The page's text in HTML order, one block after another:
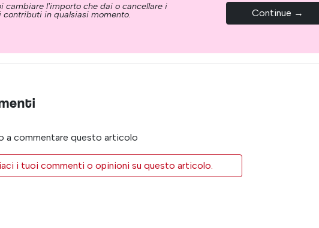
cambiare l'importo che dai o cancellare i
contributi in qualsiasi momento. Continue →
a commentare questo articolo
i tuoi commenti o opinioni su questo articolo.